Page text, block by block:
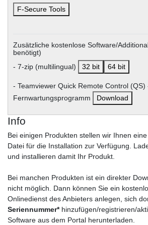
F-Secure Tools
Zusätzliche kostenlose Software/
benötigt)
- 7-zip (multilingual)
32 bit 64 bit
- Teamviewer Quick Remote Control (QS)
Fernwartungsprogramm
Download
Info
Bei einigen Produkten stellen wir Ihnen
Datei für die Installation zur Verfügung.
und installieren damit Ihr Produkt.
Bei manchen Produkten ist ein direkter
nicht möglich. Dann können Sie ein
Onlinedienst des Anbieters anlegen, sich
Seriennummer*hinzufügen/registrieren/
Software aus dem Portal herunterladen.